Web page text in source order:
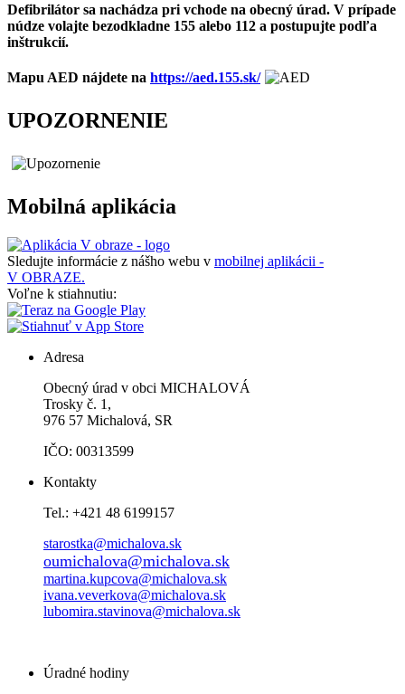
Defibrilátor sa nachádza pri vchode na obecný úrad. V prípade
núdze volajte bezodkladne 155 alebo 112 a postupujte podľa
inštrukcií.
Mapu AED nájdete na https://aed.155.sk/
UPOZORNENIE
Mobilná aplikácia
Sledujte informácie z nášho webu v mobilnej aplikácii -
V OBRAZE.
Voľne k stiahnutiu:
Adresa
Obecný úrad v obci MICHALOVÁ
Trosky č. 1,
976 57 Michalová, SR
IČO: 00313599
Kontakty
Tel.: +421 48 6199157
starostka@michalova.sk
oumichalova@michalova.sk
martina.kupcova@michalova.sk
ivana.veverkova@michalova.sk
lubomira.stavinova@michalova.sk
Úradné hodiny